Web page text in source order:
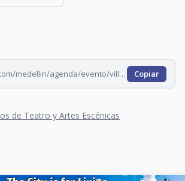
https://vivelacity.com/medellin/agenda/evento/villa-arruga-en-la-ciudad-de-la-eterna-bogadera-mpoap4i6-mpoar6ec Copiar
de Teatro y Artes Escénicas